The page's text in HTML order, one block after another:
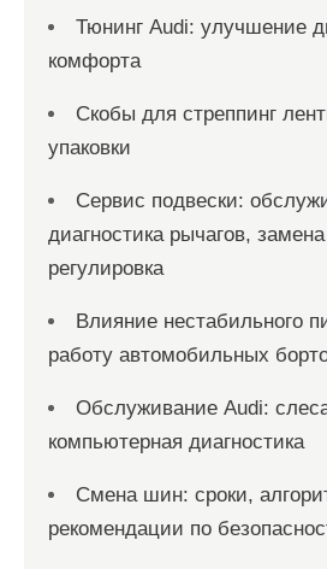
Тюнинг Audi: улучшение
комфорта
Скобы для стреппинг
упаковки
Сервис подвески:
диагностика рычагов,
регулировка
Влияние нестабильного
работу автомобильных
Обслуживание Audi:
компьютерная диагностика
Смена шин: сроки,
рекомендации по